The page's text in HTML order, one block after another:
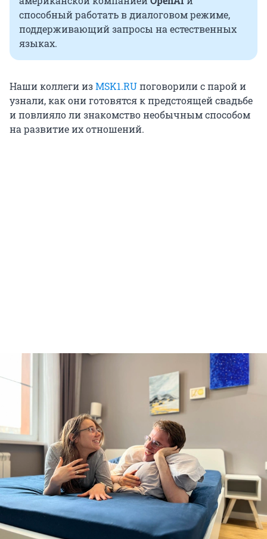
способный работать в диалоговом режиме,
поддерживающий запросы на естественных
языках.
Наши коллеги изMSK1.RUпоговорили с парой и
узнали, как они готовятся к предстоящей свадьбе
и повлияло ли знакомство необычным способом
на развитие их отношений.